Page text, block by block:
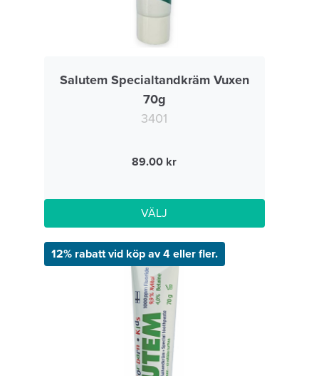
Salutem Specialtandkräm Vuxen
70g
3401
89.00
VÄLJ
12% rabatt vid köp av 4 eller fler.